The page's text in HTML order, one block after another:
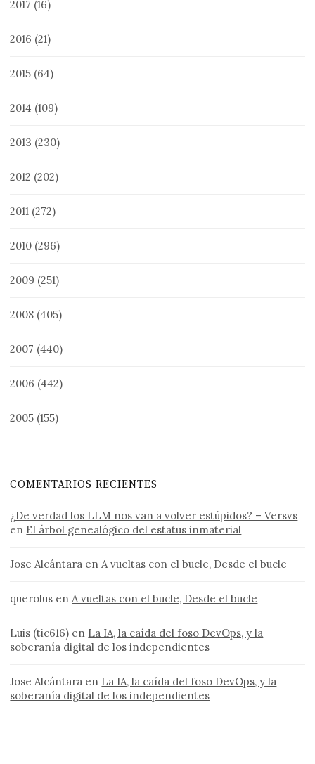
2017 (16)
2016 (21)
2015 (64)
2014 (109)
2013 (230)
2012 (202)
2011 (272)
2010 (296)
2009 (251)
2008 (405)
2007 (440)
2006 (442)
2005 (155)
COMENTARIOS RECIENTES
¿De verdad los LLM nos van a volver estúpidos? – Versvs
en El árbol genealógico del estatus inmaterial
Jose Alcántara en A vueltas con el bucle, Desde el bucle
querolus en A vueltas con el bucle, Desde el bucle
Luis (tic616) en La IA, la caída del foso DevOps, y la
soberanía digital de los independientes
Jose Alcántara en La IA, la caída del foso DevOps, y la
soberanía digital de los independientes